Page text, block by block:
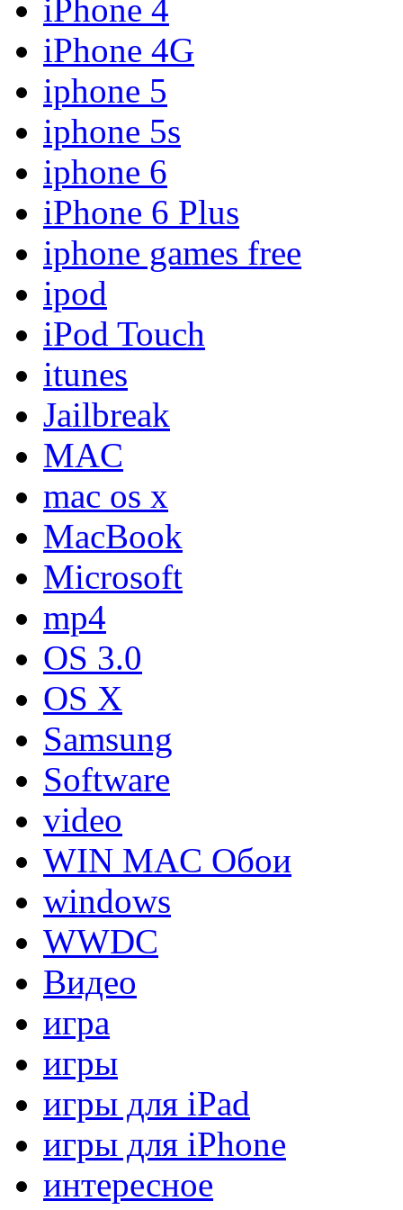
iPhone 4
iPhone 4G
iphone 5
iphone 5s
iphone 6
iPhone 6 Plus
iphone games free
ipod
iPod Touch
itunes
Jailbreak
MAC
mac os x
MacBook
Microsoft
mp4
OS 3.0
OS X
Samsung
Software
video
WIN MAC Обои
windows
WWDC
Видео
игра
игры
игры для iPad
игры для iPhone
интересное